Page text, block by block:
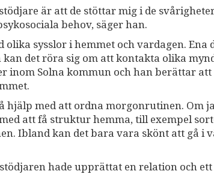
är att de stöttar mig i de
behov, säger han.
olika sysslor i hemmet och vardagen. Ena
kan det röra sig om att kontakta olika
inom Solna kommun och han berättar
hjälp med att ordna morgonrutinen. Om
att få struktur hemma, till exempel
Ibland kan det bara vara skönt att gå i
hade upprättat en relation och